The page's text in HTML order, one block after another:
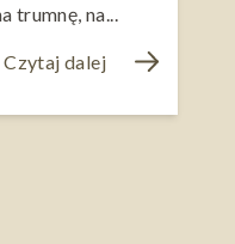
trumnę, na...
Czytaj dalej